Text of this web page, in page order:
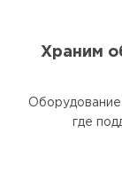
Храним
Оборудование
где